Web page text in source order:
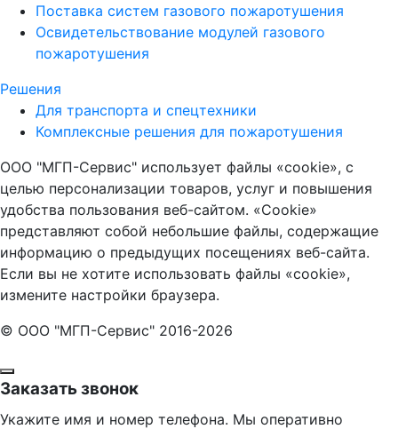
Поставка систем газового пожаротушения
Освидетельствование модулей газового
пожаротушения
Решения
Для транспорта и спецтехники
Комплексные решения для пожаротушения
ООО "МГП-Сервис" использует файлы «cookie», с
целью персонализации товаров, услуг и повышения
удобства пользования веб-сайтом. «Cookie»
представляют собой небольшие файлы, содержащие
информацию о предыдущих посещениях веб-сайта.
Если вы не хотите использовать файлы «cookie»,
измените настройки браузера.
© ООО "МГП-Сервис" 2016-2026
Заказать звонок
Укажите имя и номер телефона. Мы оперативно